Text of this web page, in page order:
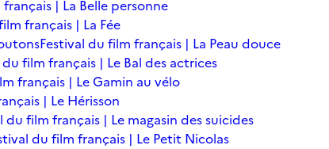
| La Belle personne
français | La Fée
Festival du film français | La Peau douce
du film français | Le Bal des actrices
français | Le Gamin au vélo
| Le Hérisson
du film français | Le magasin des suicides
du film français | Le Petit Nicolas